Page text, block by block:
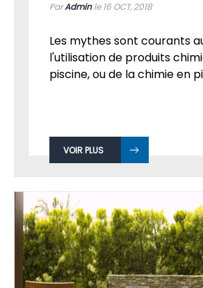
ParAdminle 16 OCT, 2018
Les mythes sont courants
l'utilisation de produits
piscine, ou de la chimie en
VOIR PLUS